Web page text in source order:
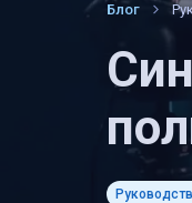
Блог